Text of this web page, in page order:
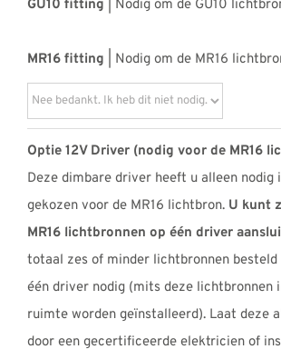
GU10 fitting | Nodig om de GU10
MR16 fitting | Nodig om de MR16
Optie 12V Driver (nodig voor de MR16
Deze dimbare driver heeft u alleen nodig
gekozen voor de MR16 lichtbron. U kunt
MR16 lichtbronnen op één driver
totaal zes of minder lichtbronnen
één driver nodig (mits deze lichtbronnen
ruimte worden geïnstalleerd). Laat deze
door een gecertificeerde elektricien of